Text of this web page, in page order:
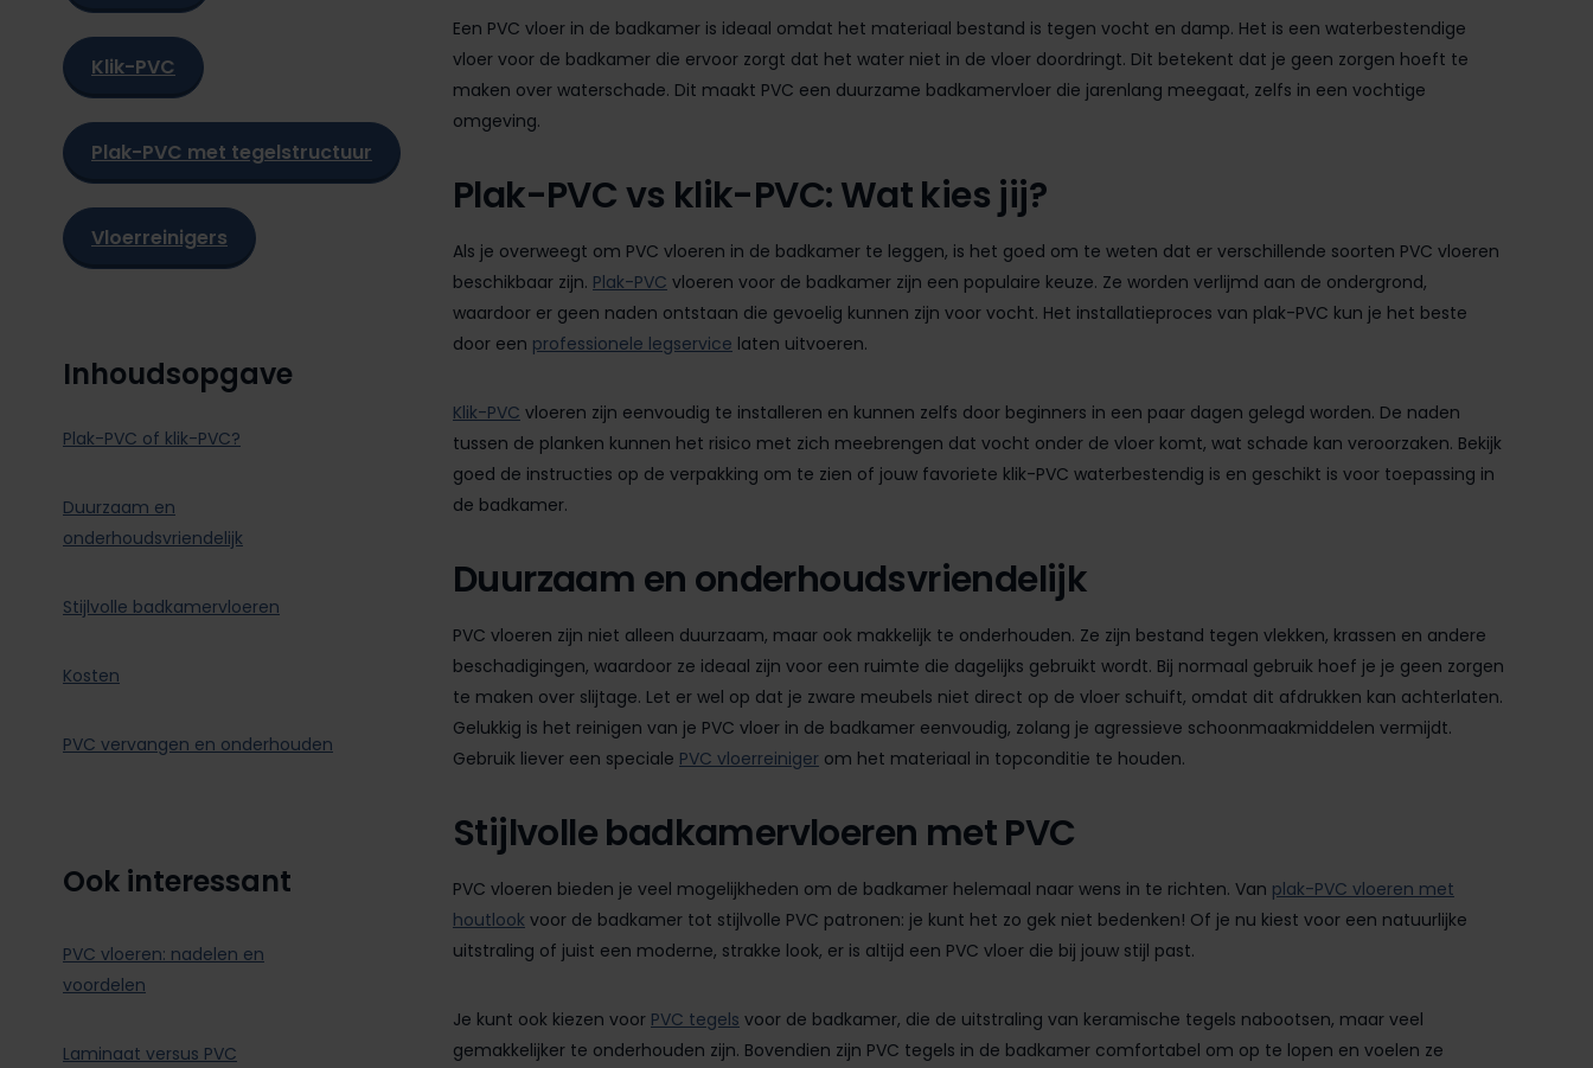
Klik-PVC
Plak-PVC met tegelstructuur
Vloerreinigers
Inhoudsopgave
Plak-PVC of klik-PVC?
Duurzaam en
onderhoudsvriendelijk
Stijlvolle badkamervloeren
Kosten
PVC vervangen en onderhouden
Ook interessant
PVC vloeren: nadelen en
voordelen
Laminaat versus PVC
Een PVC vloer in de badkamer is ideaal omdat het materiaal bestand is tegen vocht en damp. Het is een waterbestendige
vloer voor de badkamer die ervoor zorgt dat het water niet in de vloer doordringt. Dit betekent dat je geen zorgen hoeft te
maken over waterschade. Dit maakt PVC een duurzame badkamervloer die jarenlang meegaat, zelfs in een vochtige
omgeving.
Plak-PVC vs klik-PVC: Wat kies jij?
Als je overweegt om PVC vloeren in de badkamer te leggen, is het goed om te weten dat er verschillende soorten PVC vloeren
beschikbaar zijn. Plak-PVC vloeren voor de badkamer zijn een populaire keuze. Ze worden verlijmd aan de ondergrond,
waardoor er geen naden ontstaan die gevoelig kunnen zijn voor vocht. Het installatieproces van plak-PVC kun je het beste
door een professionele legservice laten uitvoeren.
Klik-PVC vloeren zijn eenvoudig te installeren en kunnen zelfs door beginners in een paar dagen gelegd worden. De naden
tussen de planken kunnen het risico met zich meebrengen dat vocht onder de vloer komt, wat schade kan veroorzaken. Bekijk
goed de instructies op de verpakking om te zien of jouw favoriete klik-PVC waterbestendig is en geschikt is voor toepassing in
de badkamer.
Duurzaam en onderhoudsvriendelijk
PVC vloeren zijn niet alleen duurzaam, maar ook makkelijk te onderhouden. Ze zijn bestand tegen vlekken, krassen en andere
beschadigingen, waardoor ze ideaal zijn voor een ruimte die dagelijks gebruikt wordt. Bij normaal gebruik hoef je je geen zorgen
te maken over slijtage. Let er wel op dat je zware meubels niet direct op de vloer schuift, omdat dit afdrukken kan achterlaten.
Gelukkig is het reinigen van je PVC vloer in de badkamer eenvoudig, zolang je agressieve schoonmaakmiddelen vermijdt.
Gebruik liever een speciale PVC vloerreiniger om het materiaal in topconditie te houden.
Stijlvolle badkamervloeren met PVC
PVC vloeren bieden je veel mogelijkheden om de badkamer helemaal naar wens in te richten. Van plak-PVC vloeren met
houtlook voor de badkamer tot stijlvolle PVC patronen: je kunt het zo gek niet bedenken! Of je nu kiest voor een natuurlijke
uitstraling of juist een moderne, strakke look, er is altijd een PVC vloer die bij jouw stijl past.
Je kunt ook kiezen voor PVC tegels voor de badkamer, die de uitstraling van keramische tegels nabootsen, maar veel
gemakkelijker te onderhouden zijn. Bovendien zijn PVC tegels in de badkamer comfortabel om op te lopen en voelen ze